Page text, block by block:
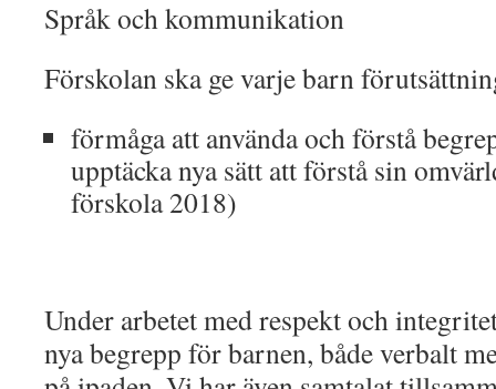
Språk och kommunikation
Förskolan ska ge varje barn
förmåga att använda och förstå
upptäcka nya sätt att förstå sin
förskola 2018)
Under arbetet med respekt och
nya begrepp för barnen, både verbalt